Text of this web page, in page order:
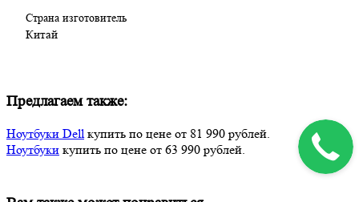
Дискретная графика NVIDIA RTX
Страна изготовитель
Китай
Предлагаем также:
Ноутбуки Dell купить по цене от 81 990 рублей.
Ноутбуки купить по цене от 63 990 рублей.